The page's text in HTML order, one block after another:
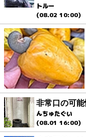
トルー
(08.02 10:00)
非常口の可
んちゅたぐい
(08.01 16:00)